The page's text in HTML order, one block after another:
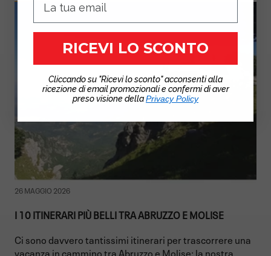
26 MAGGIO 2026
I 10 ITINERARI PIÙ BELLI TRA ABRUZZO E MOLISE
Ci sono davvero tantissimi itinerari per trascorrere una
vacanza in cammino tra Abruzzo e Molise: la nostra
RICEVI LO SCONTO
Cliccando su "Ricevi lo sconto" acconsenti alla
ricezione di email promozionali e confermi di aver
preso visione dellaPrivacy Policy